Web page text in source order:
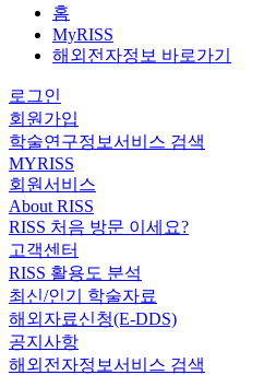
홈
MyRISS
해외전자정보 바로가기
로그인
회원가입
학술연구정보서비스 검색
MYRISS
회원서비스
About RISS
RISS 처음 방문 이세요?
고객센터
RISS 활용도 분석
최신/인기 학술자료
해외자료신청(E-DDS)
공지사항
해외전자정보서비스 검색